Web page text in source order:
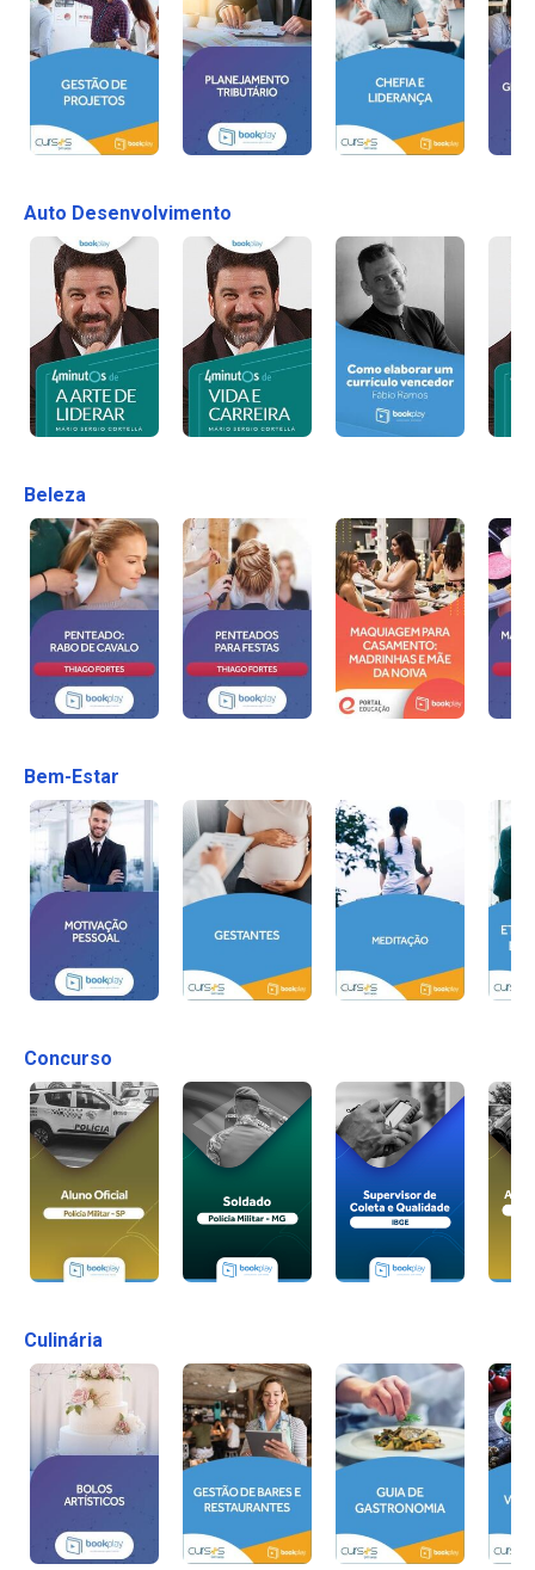
Auto Desenvolvimento
Beleza
Bem-Estar
Concurso
Culinária